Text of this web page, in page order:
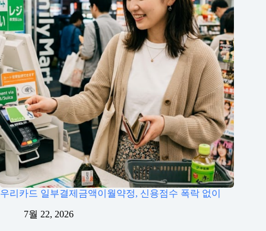
우리카드 일부결제금액이월약정, 신용점수 폭락 없이
7월 22, 2026